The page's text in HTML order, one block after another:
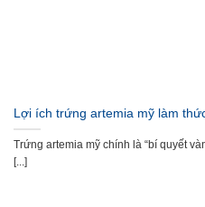
Lợi ích trứng artemia mỹ làm
Trứng artemia mỹ chính là “bí quyết
[...]